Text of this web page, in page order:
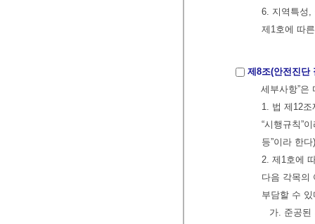
6. 지역특성,
제1호에 따
제8조(안전진단
세부사항”은
1. 법 제12
“시행규칙”
등”이라 한
2. 제1호에
다음 각목의
부담할 수
가. 준공